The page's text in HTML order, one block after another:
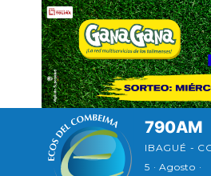
Pasar al contenido principal
790AM
IBAGUÉ -
5 · Agosto ·